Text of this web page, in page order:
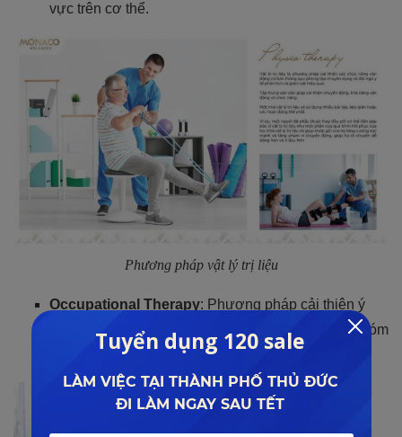
vực trên cơ thể.
Phương pháp vật lý trị liệu
Occupational Therapy: Phương pháp cải thiện ý
thức vận động rất tốt cho con người, đặc biệt là nhóm
người lớn tuổi.